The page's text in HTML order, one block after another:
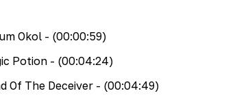
Okol- (00:00:59)
Potion- (00:04:24)
Of The Deceiver- (00:04:49)